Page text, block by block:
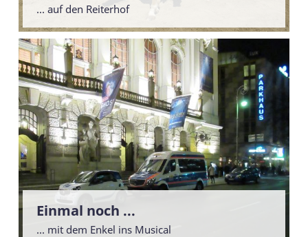
... auf den Reiterhof
Einmal noch ...
... mit dem Enkel ins Musical